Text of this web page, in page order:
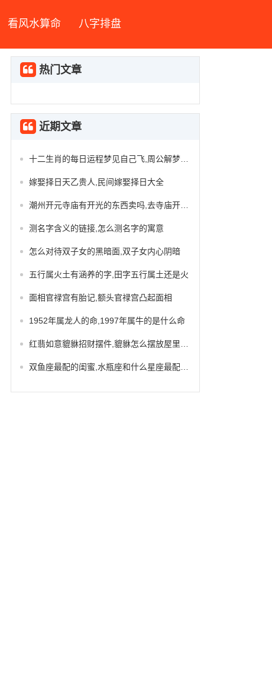
看风水算命 八字排盘
热门文章
近期文章
嫁娶择日天乙贵人,民间嫁娶择日大全
测名字含义的链接,怎么测名字的寓意
怎么对待双子女的黑暗面,双子女内心阴暗
五行属火土有涵养的字,田字五行属土还是火
面相官禄宫有胎记,额头官禄宫凸起面相
1952年属龙人的命,1997年属牛的是什么命